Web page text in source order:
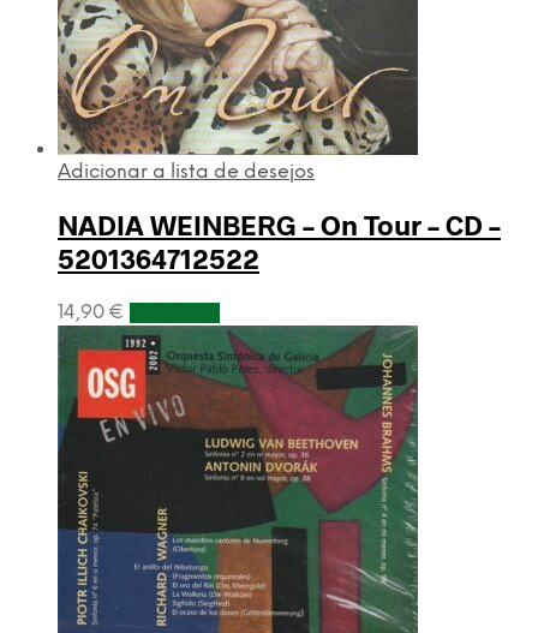
Adicionar a lista de desejos
NADIA WEINBERG – On Tour – CD –
5201364712522
14,90 €